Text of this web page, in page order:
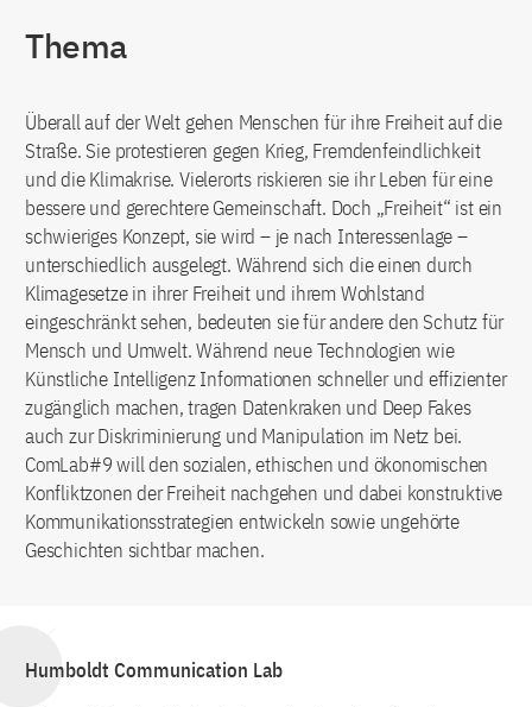
Thema
Überall auf der Welt gehen Menschen für ihre Freiheit auf die
Straße. Sie protestieren gegen Krieg, Fremdenfeindlichkeit
und die Klimakrise. Vielerorts riskieren sie ihr Leben für eine
bessere und gerechtere Gemeinschaft. Doch „Freiheit“ ist ein
schwieriges Konzept, sie wird – je nach Interessenlage –
unterschiedlich ausgelegt. Während sich die einen durch
Klimagesetze in ihrer Freiheit und ihrem Wohlstand
eingeschränkt sehen, bedeuten sie für andere den Schutz für
Mensch und Umwelt. Während neue Technologien wie
Künstliche Intelligenz Informationen schneller und effizienter
zugänglich machen, tragen Datenkraken und Deep Fakes
auch zur Diskriminierung und Manipulation im Netz bei.
ComLab#9 will den sozialen, ethischen und ökonomischen
Konfliktzonen der Freiheit nachgehen und dabei konstruktive
Kommunikationsstrategien entwickeln sowie ungehörte
Geschichten sichtbar machen.
Humboldt Communication Lab